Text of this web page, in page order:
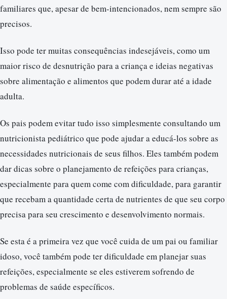
familiares que, apesar de bem-intencionados, nem sempre são
precisos.
Isso pode ter muitas consequências indesejáveis, como um
maior risco de desnutrição para a criança e ideias negativas
sobre alimentação e alimentos que podem durar até a idade
adulta.
Os pais podem evitar tudo isso simplesmente consultando um
nutricionista pediátrico que pode ajudar a educá-los sobre as
necessidades nutricionais de seus filhos. Eles também podem
dar dicas sobre o planejamento de refeições para crianças,
especialmente para quem come com dificuldade, para garantir
que recebam a quantidade certa de nutrientes de que seu corpo
precisa para seu crescimento e desenvolvimento normais.
Se esta é a primeira vez que você cuida de um pai ou familiar
idoso, você também pode ter dificuldade em planejar suas
refeições, especialmente se eles estiverem sofrendo de
problemas de saúde específicos.